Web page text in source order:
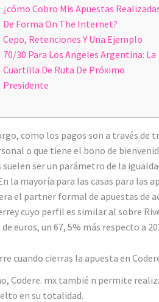
¿cómo Cobro Mis Apuestas
De Forma On The Internet?
Cepo, Retenciones Y Una Ejemplo
70/30 Para Los Angeles Argentina: La
Cuartilla De Ruta De Próximo
Presidente
como los pagos son a través de
o que tiene el bono de
suelen ser un parámetro de la
la mayoría para las casas para
el partner formal de apuestas de
cuyo perfil es similar al sobre
euros, un 67, 5% más respecto a
cuando cierras la apuesta en
Codere. mx tambié n permite
en su totalidad.